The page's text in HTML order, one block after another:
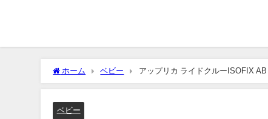
ホーム ベビー アップリカ ライドクルーISOFIX
ベビー